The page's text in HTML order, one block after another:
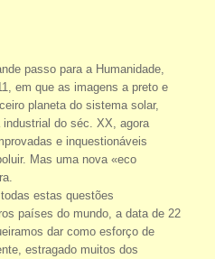
passo para a Humanidade,
em que as imagens a preto e
planeta do sistema solar,
do séc. XX, agora
e inquestionáveis
Mas uma nova «eco
estas questões
países do mundo, a data de 22
dar como esforço de
estragado muitos dos